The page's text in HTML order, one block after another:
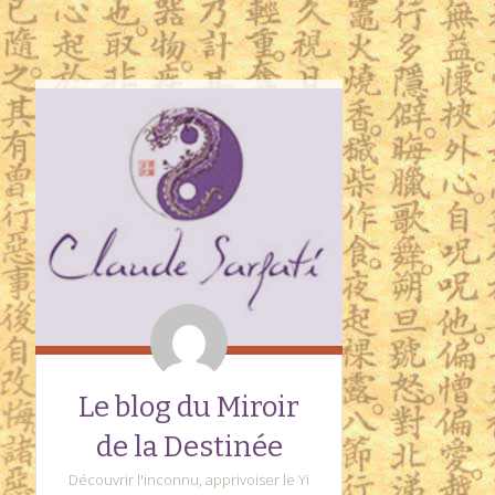
Le blog du Miroir
de la Destinée
Découvrir l'inconnu, apprivoiser le Yi